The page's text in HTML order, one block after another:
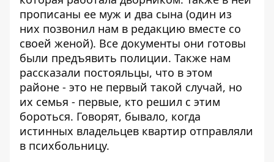
прописаны ее муж и два сына (один из
них позвонил нам в редакцию вместе со
своей женой). Все документы они готовы
были предъявить полиции. Также нам
рассказали постояльцы, что в этом
районе - это не первый такой случай, но
их семья - первые, кто решил с этим
бороться. Говорят, бывало, когда
истинных владельцев квартир отправляли
в психбольницу.